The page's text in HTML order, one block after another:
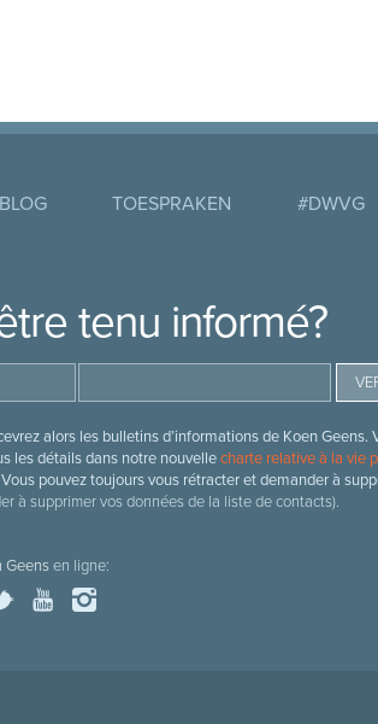
BLOG TOESPRAKEN #DWVG
tenu informé?
alors les bulletins d’informations de Koen
les détails dans notre nouvellecharte relative à la vie
Vous pouvez toujours vous rétracter et demander à
à supprimer vos données de la liste de contacts).
Geensen ligne: